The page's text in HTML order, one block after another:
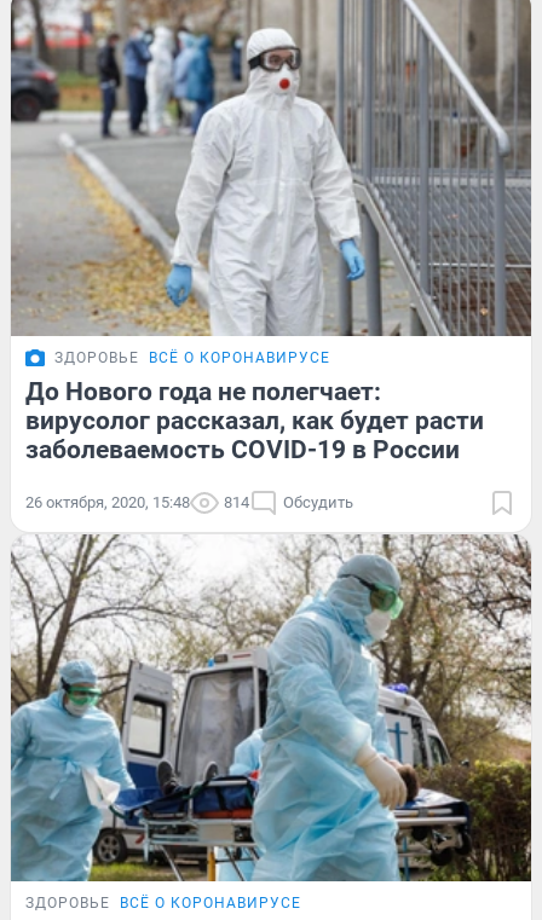
ЗДОРОВЬЕ ВСЁ О КОРОНАВИРУСЕ
До Нового года не полегчает:
вирусолог рассказал, как будет расти
заболеваемость COVID-19 в России
26 октября, 2020, 15:48 814 Обсудить
ЗДОРОВЬЕ ВСЁ О КОРОНАВИРУСЕ